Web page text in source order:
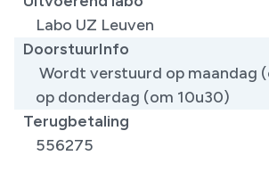
Labo UZ Leuven
DoorstuurInfo
Wordt verstuurd op maandag
op donderdag (om 10u30)
Terugbetaling
556275